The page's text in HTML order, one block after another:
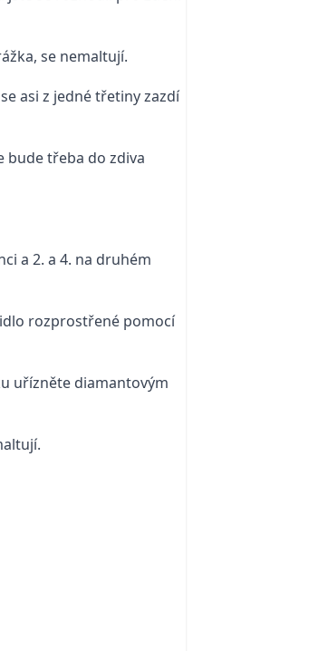
se nemaltují.
asi z jedné třetiny zazdí
bude třeba do zdiva
a 2. a 4. na druhém
rozprostřené pomocí
uřízněte diamantovým